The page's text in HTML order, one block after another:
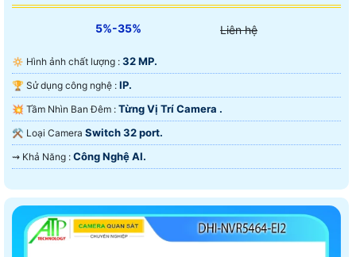
5%-35% Liên hệ
🔅 Hình ảnh chất lượng : 32 MP.
🏆 Sử dụng công nghệ : IP.
💥 Tầm Nhìn Ban Đêm : Từng Vị Trí Camera .
⚒ Loại Camera Switch 32 port.
️⇝ Khả Năng : Công Nghệ AI.